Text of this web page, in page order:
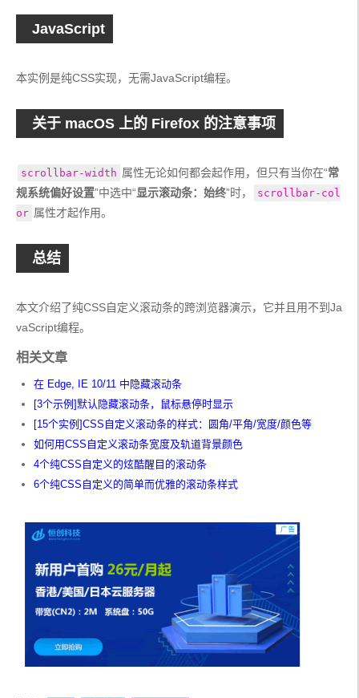
JavaScript
本实例是纯CSS实现，无需JavaScript编程。
关于 macOS 上的 Firefox 的注意事项
scrollbar-width 属性无论如何都会起作用，但只有当你在“常
规系统偏好设置”中选中“显示滚动条：始终”时，
scrollbar-col
or 属性才起作用。
总结
本文介绍了纯CSS自定义滚动条的跨浏览器演示，它并且用不到Ja
vaScript编程。
相关文章
在 Edge, IE 10/11 中隐藏滚动条
[3个示例]默认隐藏滚动条，鼠标悬停时显示
[15个实例]CSS自定义滚动条的样式：圆角/平角/宽度/颜色等
如何用CSS自定义滚动条宽度及轨道背景颜色
4个纯CSS自定义的炫酷醒目的滚动条
6个纯CSS自定义的简单而优雅的滚动条样式